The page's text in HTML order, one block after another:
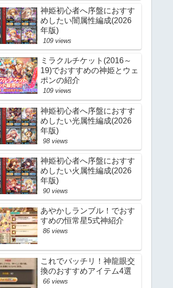
神姫初心者へ序盤におすす
めしたい闇属性編成(2026
年版)
109 views
ミラクルチケット(2016～
19)でおすすめの神姫とウェ
ポンの紹介
109 views
神姫初心者へ序盤におすす
めしたい光属性編成(2026
年版)
98 views
神姫初心者へ序盤におすす
めしたい火属性編成(2026
年版)
90 views
あやかしランブル！でおす
すめの恒常星5式神紹介
86 views
これでバッチリ！神龍眼交
換のおすすめアイテム4選
66 views